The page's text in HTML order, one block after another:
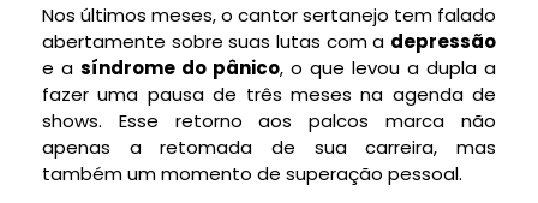
Nos últimos meses, o cantor sertanejo tem falado
abertamente sobre suas lutas com a depressão
e a síndrome do pânico, o que levou a dupla a
fazer uma pausa de três meses na agenda de
shows. Esse retorno aos palcos marca não
apenas a retomada de sua carreira, mas
também um momento de superação pessoal.